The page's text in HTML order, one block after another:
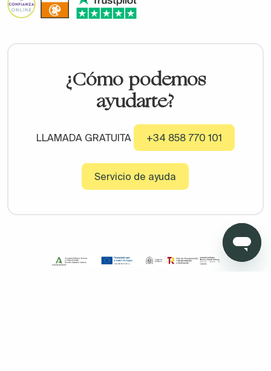
¿Cómo podemos
ayudarte?
LLAMADA GRATUITA +34 858 770 101
Servicio de ayuda